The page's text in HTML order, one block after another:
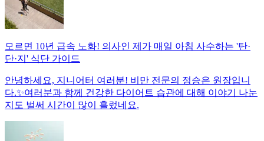
모르면 10년 급속 노화! 의사인 제가 매일 아침 사수하는 '탄·
단·지' 식단 가이드
안녕하세요, 지니어터 여러분! 비만 전문의 정승은 원장입니
다.✨여러분과 함께 건강한 다이어트 습관에 대해 이야기 나눈
지도 벌써 시간이 많이 흘렀네요.